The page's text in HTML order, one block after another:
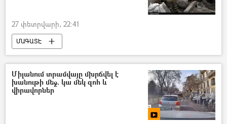
27 փետրվարի, 22:41
ՄԱԳԱՏԷ
Իրանի Իսլամական Հանրապետություն
Ուրան
միջուկային ծրագիր
Միլանում տրամվայը մխրճվել է
խանութի մեջ. կա մեկ զոհ և
վիրավորներ